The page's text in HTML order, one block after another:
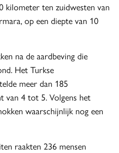
kilometer ten zuidwesten van
op een diepte van 10
na de aardbeving die
Het Turkse
meer dan 185
van 4 tot 5. Volgens het
waarschijnlijk nog een
raakten 236 mensen